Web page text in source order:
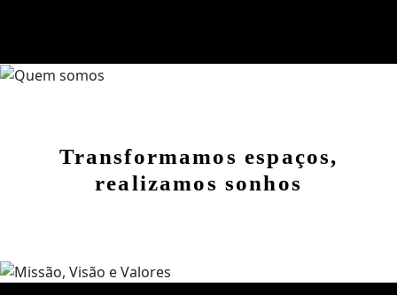
Transformamos espaços,
realizamos sonhos